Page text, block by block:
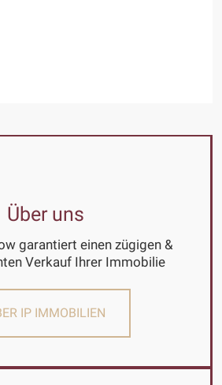
Über uns
garantiert einen zügigen &
Verkauf Ihrer Immobilie
IP IMMOBILIEN